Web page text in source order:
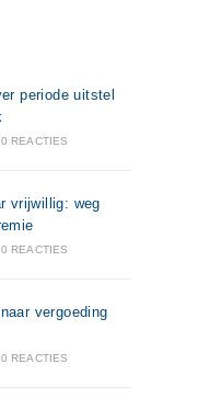
periode uitstel
0 REACTIES
vrijwillig: weg
0 REACTIES
vergoeding
0 REACTIES